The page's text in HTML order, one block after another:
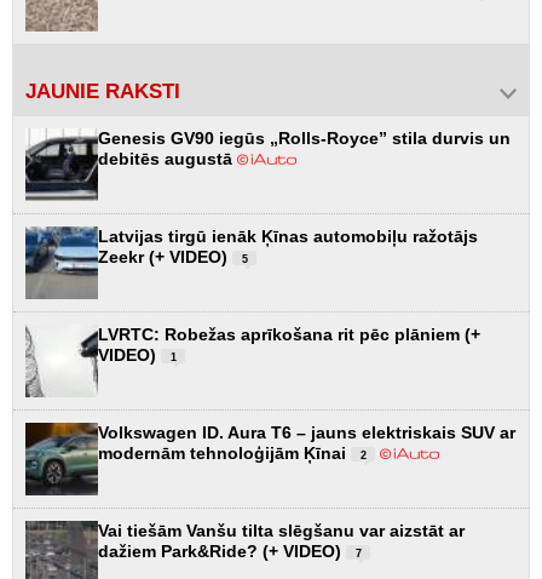
JAUNIE RAKSTI
Genesis GV90 iegūs „Rolls-Royce” stila durvis un
debitēs augustā
Latvijas tirgū ienāk Ķīnas automobiļu ražotājs
Zeekr (+ VIDEO)
5
LVRTC: Robežas aprīkošana rit pēc plāniem (+
VIDEO)
1
Volkswagen ID. Aura T6 – jauns elektriskais SUV ar
modernām tehnoloģijām Ķīnai
2
Vai tiešām Vanšu tilta slēgšanu var aizstāt ar
dažiem Park&Ride? (+ VIDEO)
7